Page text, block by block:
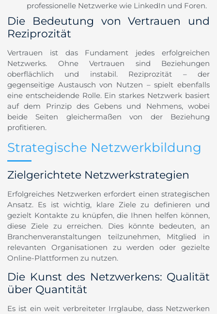
professionelle Netzwerke wie LinkedIn und Foren.
Die Bedeutung von Vertrauen und
Reziprozität
Vertrauen ist das Fundament jedes erfolgreichen
Netzwerks. Ohne Vertrauen sind Beziehungen
oberflächlich und instabil. Reziprozität – der
gegenseitige Austausch von Nutzen – spielt ebenfalls
eine entscheidende Rolle. Ein starkes Netzwerk basiert
auf dem Prinzip des Gebens und Nehmens, wobei
beide Seiten gleichermaßen von der Beziehung
profitieren.
Strategische Netzwerkbildung
Zielgerichtete Netzwerkstrategien
Erfolgreiches Netzwerken erfordert einen strategischen
Ansatz. Es ist wichtig, klare Ziele zu definieren und
gezielt Kontakte zu knüpfen, die Ihnen helfen können,
diese Ziele zu erreichen. Dies könnte bedeuten, an
Branchenveranstaltungen teilzunehmen, Mitglied in
relevanten Organisationen zu werden oder gezielte
Online-Plattformen zu nutzen.
Die Kunst des Netzwerkens: Qualität
über Quantität
Es ist ein weit verbreiteter Irrglaube, dass Netzwerken